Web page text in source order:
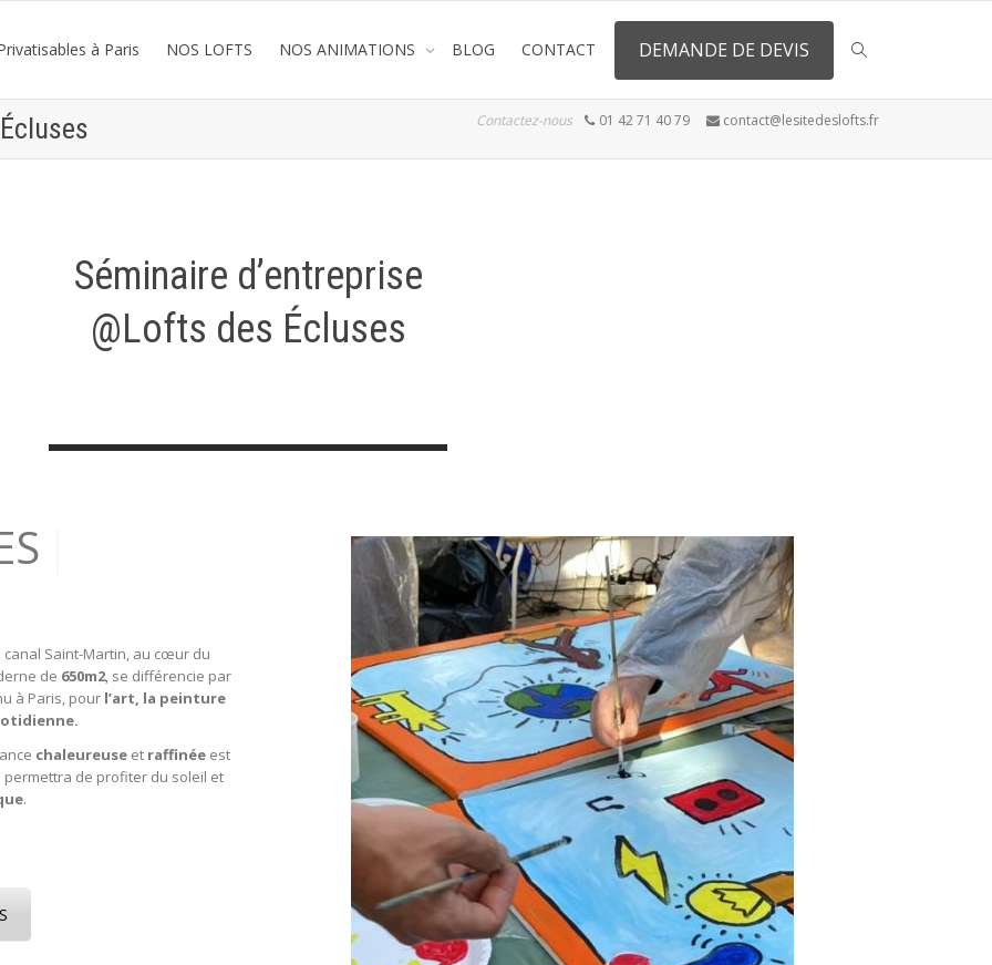
à Paris NOS LOFTS NOS ANIMATIONS BLOG CONTACT DEMANDE DE DEVIS
Contactez-nous 01 42 71 40 79 contact@lesitedeslofts.fr
Séminaire d’entreprise
@Lofts des Écluses
canal Saint-Martin, au cœur du
de 650m2, se différencie par
à Paris, pour l’art, la peinture
chaleureuseet raffinéeest
permettra de profiter du soleil et
.